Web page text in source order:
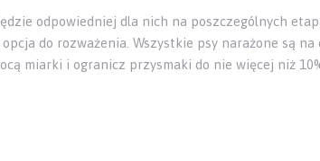
odpowiedniej dla nich na poszczególnych
do rozważenia. Wszystkie psy narażone są na
miarki i ogranicz przysmaki do nie więcej niż